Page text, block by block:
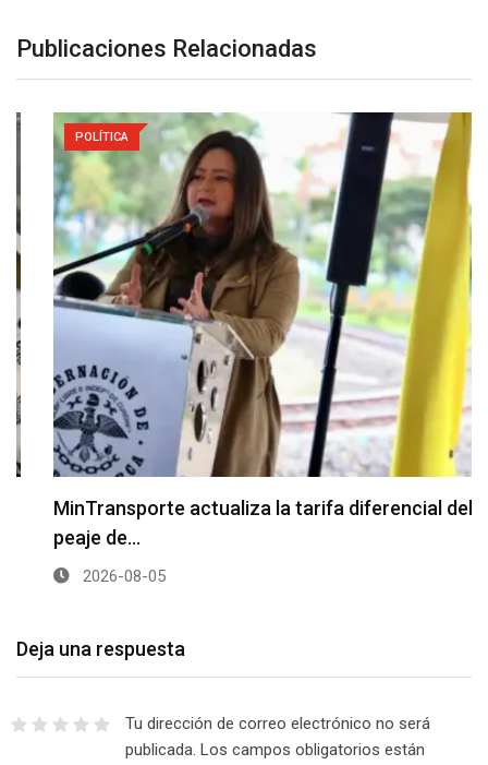
Publicaciones Relacionadas
POLÍTICA
MinTransporte actualiza la tarifa diferencial del
peaje de…
2026-08-05
Deja una respuesta
Tu dirección de correo electrónico no será
publicada. Los campos obligatorios están